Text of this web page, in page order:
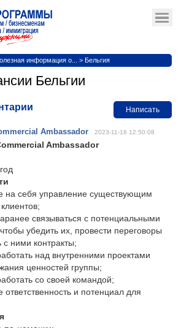
информация о... > Бельгия
Бельгии
Написать
Ambassador 2023-11-18 12:50:08
Ambassador
на себя управление существующим
связываться с потенциальными
убедить их, провести переговоры
с ними контракты;
над внутренними проектами
ценностей группы;
со своей командой;
ответственность и потенциал для